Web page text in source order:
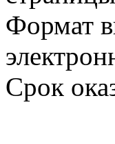
Формат
Срок